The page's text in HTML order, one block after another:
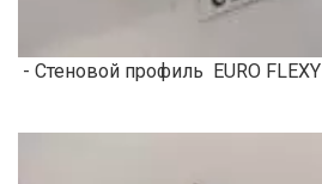
- Стеновой профиль EURO FLEXY